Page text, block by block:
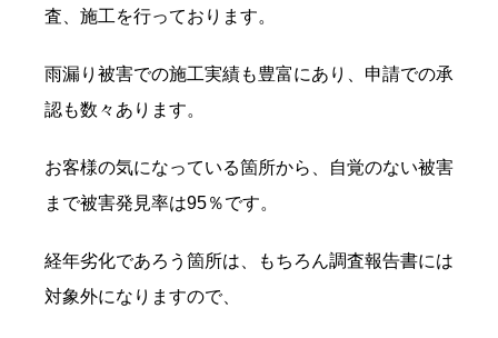
査、施工を行っております。
雨漏り被害での施工実績も豊富にあり、申請での承
認も数々あります。
お客様の気になっている箇所から、自覚のない被害
まで被害発見率は95％です。
経年劣化であろう箇所は、もちろん調査報告書には
対象外になりますので、